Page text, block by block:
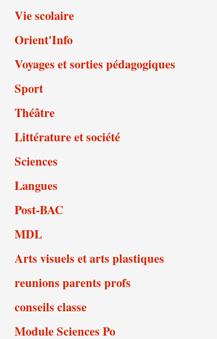
Vie scolaire
Orient'Info
Voyages et sorties pédagogiques
Sport
Théâtre
Littérature et société
Sciences
Langues
Post-BAC
MDL
Arts visuels et arts plastiques
reunions parents profs
conseils classe
Module Sciences Po